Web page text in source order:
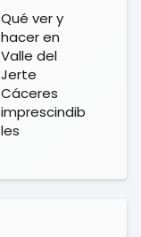
Qué ver y
hacer en
Valle del
Jerte
Cáceres
imprescindib
les